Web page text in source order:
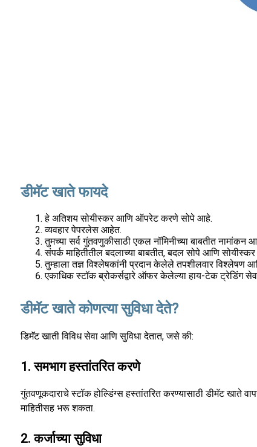
डीमॅट खाते फायदे
हे अतिशय सोयीस्कर आणि ऑपरेट करणे सोपे आहे.
व्यवहार पेपरलेस आहेत.
तुमच्या सर्व गुंतवणुकीसाठी एकल नॉमिनीच्या बाबतीत
संपर्क माहितीतील बदलाच्या बाबतीत, बदल सोपे आणि
तुम्हाला तज्ञ विश्लेषकांनी प्रदान केलेले तपशीलवार विश्लेषण
एकाधिक स्टॉक ब्रोकर्सद्वारे ऑफर केलेल्या हाय-टेक ट्रेडिंग
डीमॅट खाते कोणत्या सुविधा देते?
डिमॅट खाती विविध सेवा आणि सुविधा देतात, जसे की:
1. समभाग हस्तांतरित करणे
गुंतवणूकदाराचे स्टॉक होल्डिंग्स हस्तांतरित करण्यासाठी डीमॅट खाते
माहितीसह भरू शकता.
2. कर्जाच्या सुविधा